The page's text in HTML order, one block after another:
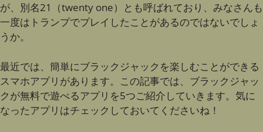
が、別名21（twenty one）とも呼ばれており、みなさんも
一度はトランプでプレイしたことがあるのではないでしょ
うか。
最近では、簡単にブラックジャックを楽しむことができる
スマホアプリがあります。この記事では、ブラックジャッ
クが無料で遊べるアプリを5つご紹介していきます。気に
なったアプリはチェックしておいてくださいね！